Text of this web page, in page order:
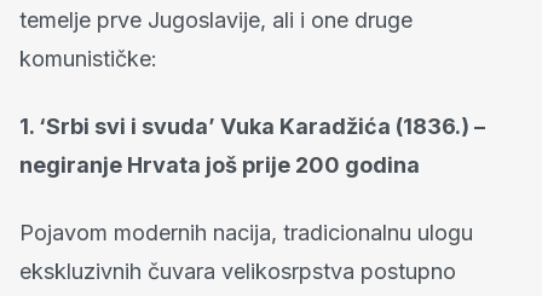
temelje prve Jugoslavije, ali i one druge
komunističke:
1. ‘Srbi svi i svuda’ Vuka Karadžića (1836.) –
negiranje Hrvata još prije 200 godina
Pojavom modernih nacija, tradicionalnu ulogu
ekskluzivnih čuvara velikosrpstva postupno